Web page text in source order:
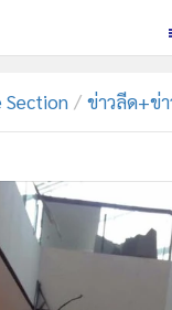
Section ข่าวลีด+ข่